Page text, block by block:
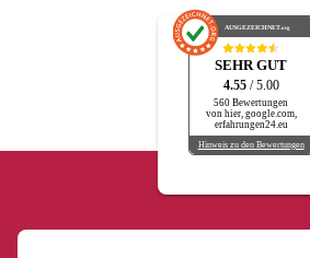
AUSGEZEICHNET.org
SEHR GUT
4.55 / 5.00
560 Bewertungen
von hier, google.com,
erfahrungen24.eu
Hinweis zu den Bewertungen